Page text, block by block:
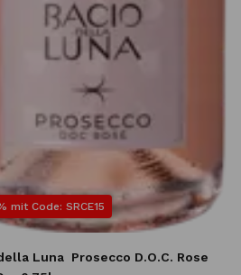
mit Code: SRCE15
Luna Prosecco D.O.C. Rose